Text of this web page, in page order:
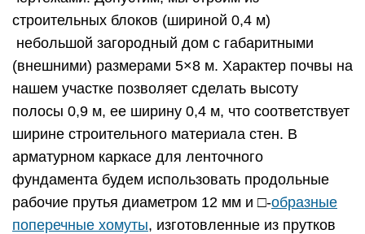
строительных блоков (шириной 0,4 м)
небольшой загородный дом с габаритными
(внешними) размерами 5×8 м. Характер почвы на
нашем участке позволяет сделать высоту
полосы 0,9 м, ее ширину 0,4 м, что соответствует
ширине строительного материала стен. В
арматурном каркасе для ленточного
фундамента будем использовать продольные
рабочие прутья диаметром 12 мм и □-образные
поперечные хомуты, изготовленные из прутков